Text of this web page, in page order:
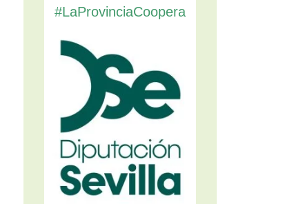
#LaProvinciaCoopera